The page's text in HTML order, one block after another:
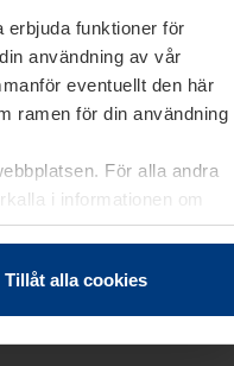
erbjuda funktioner för
användning av vår
eventuellt den här
ramen för din användning
För alla andra
i informationen om
Tillåt alla cookies